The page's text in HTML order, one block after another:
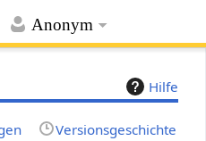
Anonym
Hilfe
Versionsgeschichte